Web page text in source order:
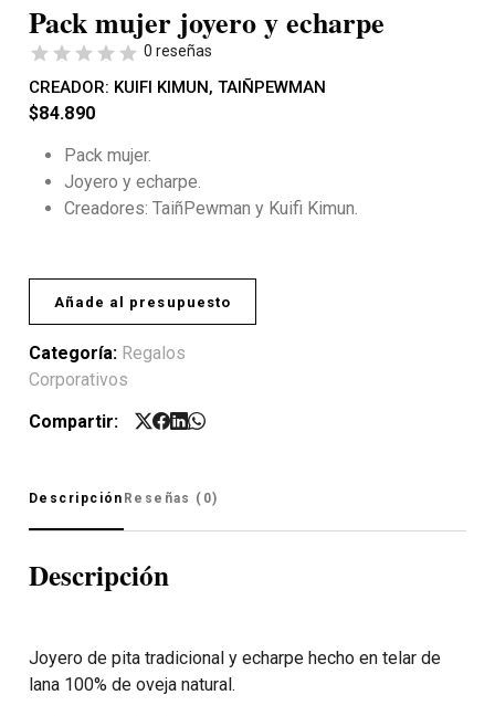
Pack mujer joyero y echarpe
0 reseñas
CREADOR: KUIFI KIMUN, TAIÑPEWMAN
$84.890
Pack mujer.
Joyero y echarpe.
Creadores: TaiñPewman y Kuifi Kimun.
Añade al presupuesto
Categoría: Regalos
Corporativos
Compartir:
Descripción Reseñas (0)
Descripción
Joyero de pita tradicional y echarpe hecho en telar de
lana 100% de oveja natural.